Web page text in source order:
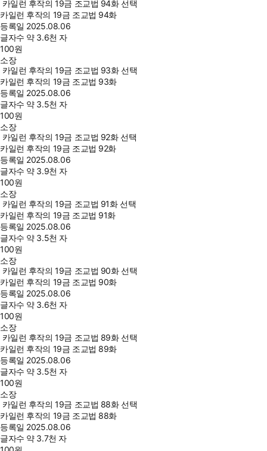
카일런 후작의 19금 조교법 94화 선택
카일런 후작의 19금 조교법 94화
등록일 2025.08.06
글자수 약 3.6천 자
100원
소장
카일런 후작의 19금 조교법 93화 선택
카일런 후작의 19금 조교법 93화
등록일 2025.08.06
글자수 약 3.5천 자
100원
소장
카일런 후작의 19금 조교법 92화 선택
카일런 후작의 19금 조교법 92화
등록일 2025.08.06
글자수 약 3.9천 자
100원
소장
카일런 후작의 19금 조교법 91화 선택
카일런 후작의 19금 조교법 91화
등록일 2025.08.06
글자수 약 3.5천 자
100원
소장
카일런 후작의 19금 조교법 90화 선택
카일런 후작의 19금 조교법 90화
등록일 2025.08.06
글자수 약 3.6천 자
100원
소장
카일런 후작의 19금 조교법 89화 선택
카일런 후작의 19금 조교법 89화
등록일 2025.08.06
글자수 약 3.5천 자
100원
소장
카일런 후작의 19금 조교법 88화 선택
카일런 후작의 19금 조교법 88화
등록일 2025.08.06
글자수 약 3.7천 자